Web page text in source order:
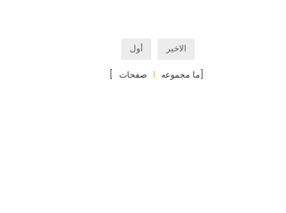
أول
الاخير
[ ما مجموعه 1 صفحات]